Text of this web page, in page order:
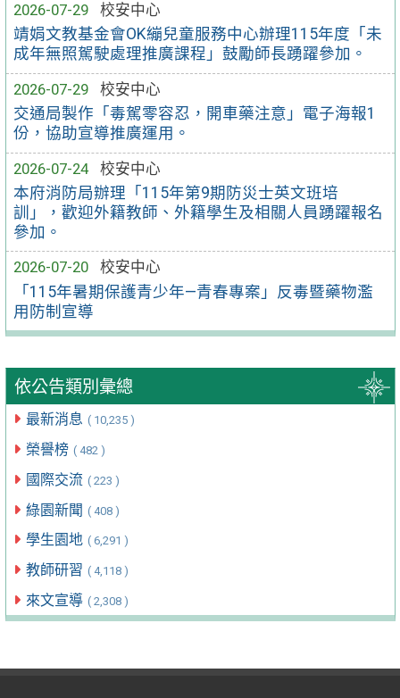
2026-07-29
校安中心
靖娟文教基金會OK繃兒童服務中心辦理115年度「未
成年無照駕駛處理推廣課程」鼓勵師長踴躍參加。
2026-07-29
校安中心
交通局製作「毒駕零容忍，開車藥注意」電子海報1
份，協助宣導推廣運用。
2026-07-24
校安中心
本府消防局辦理「115年第9期防災士英文班培
訓」，歡迎外籍教師、外籍學生及相關人員踴躍報名
參加。
2026-07-20
校安中心
「115年暑期保護青少年—青春專案」反毒暨藥物濫
用防制宣導
依公告類別彙總
最新消息 ( 10,235 )
榮譽榜 ( 482 )
國際交流 ( 223 )
綠園新聞 ( 408 )
學生園地 ( 6,291 )
教師研習 ( 4,118 )
來文宣導 ( 2,308 )